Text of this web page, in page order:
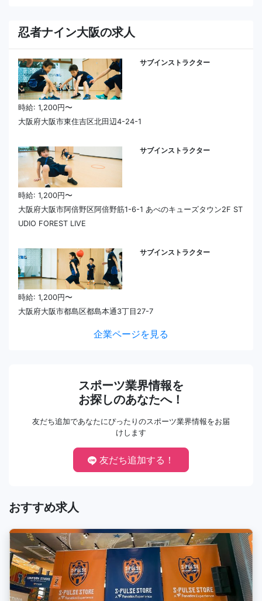
忍者ナイン大阪の求人
サブインストラクター
時給: 1,200円〜
大阪府大阪市東住吉区北田辺4-24-1
サブインストラクター
時給: 1,200円〜
大阪府大阪市阿倍野区阿倍野筋1-6-1 あべのキューズタウン2F ST
UDIO FOREST LIVE
サブインストラクター
時給: 1,200円〜
大阪府大阪市都島区都島本通3丁目27-7
企業ページを見る
スポーツ業界情報を
お探しのあなたへ！
友だち追加であなたにぴったりのスポーツ業界情報をお届
けします
友だち追加する！
おすすめ求人